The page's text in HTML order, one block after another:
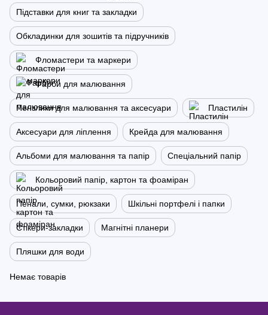
Підставки для книг та закладки
Обкладинки для зошитів та підручників
Фломастери та маркери
Фарби для малювання
Пензлики для малювання та аксесуари Пластилін
Аксесуари для ліплення Крейда для малювання
Альбоми для малювання та папір Спеціальний папір
Кольоровий папір, картон та фоаміран
Пенали, сумки, рюкзаки Шкільні портфелі і папки
Стікери-закладки Магнітні планери
Пляшки для води
Немає товарів